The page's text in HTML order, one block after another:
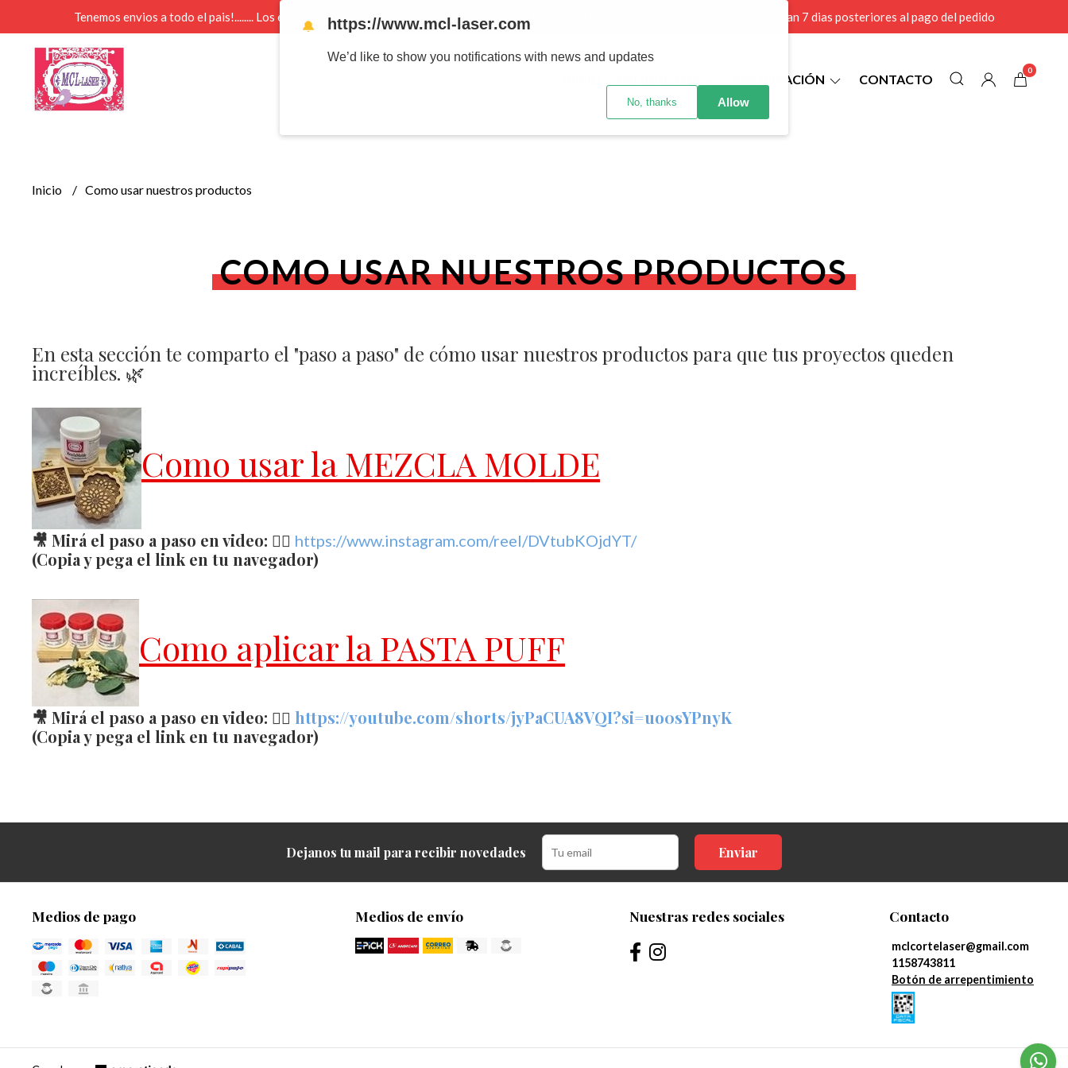
Tenemos envios a todo el pais!........ Los envios Por MENOR se realizan 48 hs habiles porteriores al pago , los pedidos por MAYOR se envian 7 dias posteriores al pago del pedido
INFORMACIÓN CONTACTO
0
Inicio Como usar nuestros productos
COMO USAR NUESTROS PRODUCTOS
En esta sección te comparto el "paso a paso" de cómo usar nuestros productos para que tus proyectos queden
increíbles. 🌿
Como usar la MEZCLA MOLDE
🎥 Mirá el paso a paso en video: 👉🏻 https://www.instagram.com/reel/DVtubKOjdYT/
(Copia y pega el link en tu navegador)
Como aplicar la PASTA PUFF
🎥 Mirá el paso a paso en video: 👉🏻 https://youtube.com/shorts/jyPaCUA8VQI?si=uo0sYPnyK
(Copia y pega el link en tu navegador)
Dejanos tu mail para recibir novedades Enviar
Medios de pago Medios de envío Nuestras redes sociales Contacto
mclcortelaser@gmail.com
1158743811
Botón de arrepentimiento
🔔 https://www.mcl-laser.com
We’d like to show you notifications with news and updates
No, thanks Allow